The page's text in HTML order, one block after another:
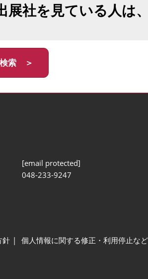
展社を見ている人は
索 ＞
[email protected]
048-233-9247
針 個人情報に関する修正・利用停止など